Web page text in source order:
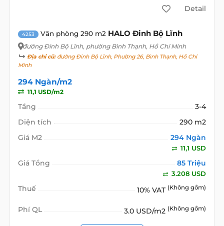
Detail
4253 Văn phòng 290 m2 HALO Đinh Bộ Lĩnh
đường Đinh Bộ Lĩnh, phường Bình Thạnh, Hồ Chí Minh
Địa chỉ cũ:đường Đinh Bộ Lĩnh, Phường 26, Bình Thạnh, Hồ Chí
Minh
294 Ngàn/m2
11,1 USD/m2
Tầng
3-4
Diện tích
290 m2
Giá M2
294 Ngàn
11,1 USD
Giá Tổng 85 Triệu
3.208 USD
Thuế 10% VAT (Không gồm)
Phí QL 3.0 USD/m2 (Không gồm)